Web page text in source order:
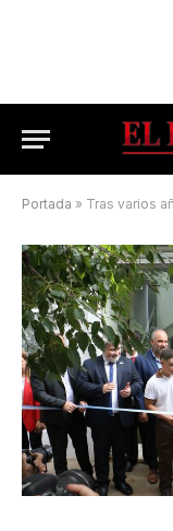
Portada » Tras varios años